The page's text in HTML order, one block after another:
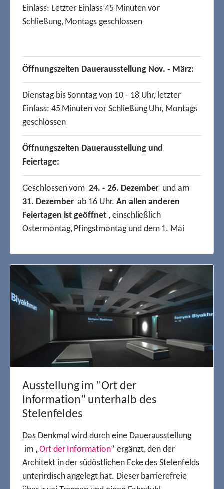
Ausstellung im "Ort der
Information" unterhalb des
Stelenfeldes
Das Denkmal wird durch eine Dauerausstellung
im „Ort der Information“ ergänzt, den der
Architekt in der südöstlichen Ecke des Stelenfelds
unterirdisch angelegt hat. Dieser barrierefreie
Einlass: Letzter Einlass 45 Minuten vor
Schließung, Montags geschlossen
Öffnungszeiten Dauerausstellung Nov. - März:
Dienstag bis Sonntag von 10 - 18 Uhr, letzter
Einlass: 45 Minuten vor Schließung Uhr, Montags
geschlossen
Öffnungszeiten Dauerausstellung und
Feiertage:
Geschlossen vom24. - 26. Dezember und am
31. Dezemberab 16 Uhr. An allen anderen
Feiertagen ist geöffnet, einschließlich
Ostermontag, Pfingstmontag und dem 1. Mai